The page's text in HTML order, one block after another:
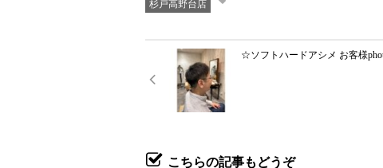
杉戸高野台店
☆ソフトハードアシメ お客様
こちらの記事もどうぞ